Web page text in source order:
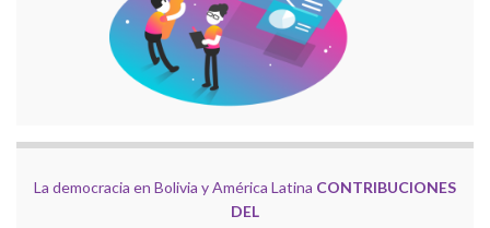
La democracia en Bolivia y América Latina CONTRIBUCIONES
DEL